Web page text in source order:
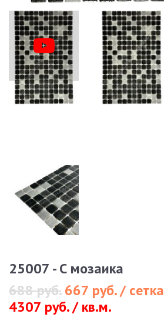
25007 - С мозаика
688 руб.667 руб. / сетка
4307 руб. / кв.м.